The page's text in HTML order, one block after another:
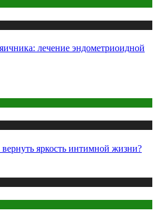
лечение эндометриоидной
яркость интимной жизни?